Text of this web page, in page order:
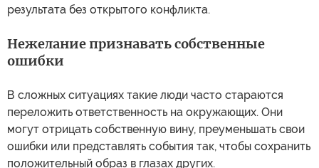
результата без открытого конфликта.
Нежелание признавать собственные
ошибки
В сложных ситуациях такие люди часто стараются
переложить ответственность на окружающих. Они
могут отрицать собственную вину, преуменьшать свои
ошибки или представлять события так, чтобы сохранить
положительный образ в глазах других.